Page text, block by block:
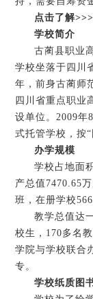
点击了解
学校简介
古蔺县职业
学校坐落于四川
年，前身古蔺师
四川省重点职业
设单位。2009年
式托管学校，按
办学规模
学校占地面
产总值7470.65
班，在册学校
教学总值达
校生，170多名
学院与学校联合
专。
学校纸质图